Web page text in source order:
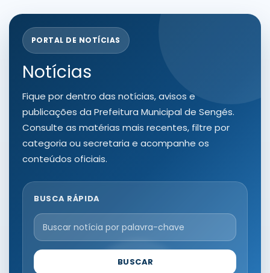
PORTAL DE NOTÍCIAS
Notícias
Fique por dentro das notícias, avisos e
publicações da Prefeitura Municipal de Sengés.
Consulte as matérias mais recentes, filtre por
categoria ou secretaria e acompanhe os
conteúdos oficiais.
BUSCA RÁPIDA
BUSCAR